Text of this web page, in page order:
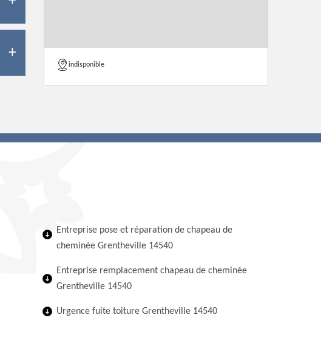
indisponible
Entreprise pose et réparation de chapeau de
cheminée Grentheville 14540
Entreprise remplacement chapeau de cheminée
Grentheville 14540
Urgence fuite toiture Grentheville 14540